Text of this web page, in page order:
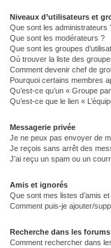
Niveaux d’utilisateurs et
Que sont les administrateurs
Que sont les modérateurs ?
Que sont les groupes
Où trouver la liste des
Comment devenir chef de
Pourquoi certains membres
Qu’est-ce qu’un « Groupe
Qu’est-ce que le lien «
Messagerie privée
Je ne peux pas envoyer de
Je reçois sans arrêt des
J’ai reçu un spam ou un
Amis et ignorés
Que sont mes listes d’amis et
Comment puis-je ajouter/
Recherche dans les forums
Comment rechercher dans